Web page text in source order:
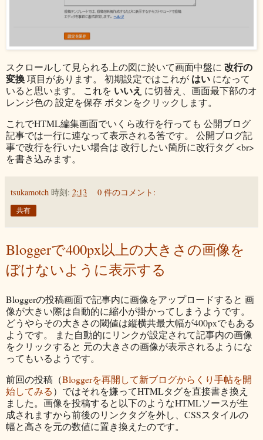
スクロールして見られる上の図に於いて画面中盤に 改行の
変換項目があります。 初期設定ではこれが はい になって
いると思います。 これを いいえ に切替え、画面最下部のオ
レンジ色の 設定を保存 ボタンをクリックします。
これでHTML編集画面でいくら改行を行っても 公開ブログ
記事では一行に連なって表示される筈です。 公開ブログ記
事で改行を行いたい場合は 改行したい箇所に改行タグ <br>
を書き込みます。
tsukamotch 時刻: 2:13 0 件のコメント:
共有
Bloggerで400px以上の大きさの画像を
ぼけないように表示する
Bloggerの投稿画面で記事内に画像をアップロードすると 画
像が大きい際は自動的に縮小が掛かってしまうようです。
どうやらその大きさの閾値は縦横共最大幅が400pxでもある
ようです。 また自動的にリンクが設定されて記事内の画像
をクリックすると 元の大きさの画像が表示されるようにな
ってもいるようです。
前回の投稿（Bloggerを再開して新ブログからくり手帖を開
始してみる）ではそれを嫌ってHTMLタグを直接書き換え
ました。画像を投稿すると以下のようなHTMLソースが生
成されますから前後のリンクタグを外し、CSSスタイルの
幅と高さを元の数値に置き換えたのです。